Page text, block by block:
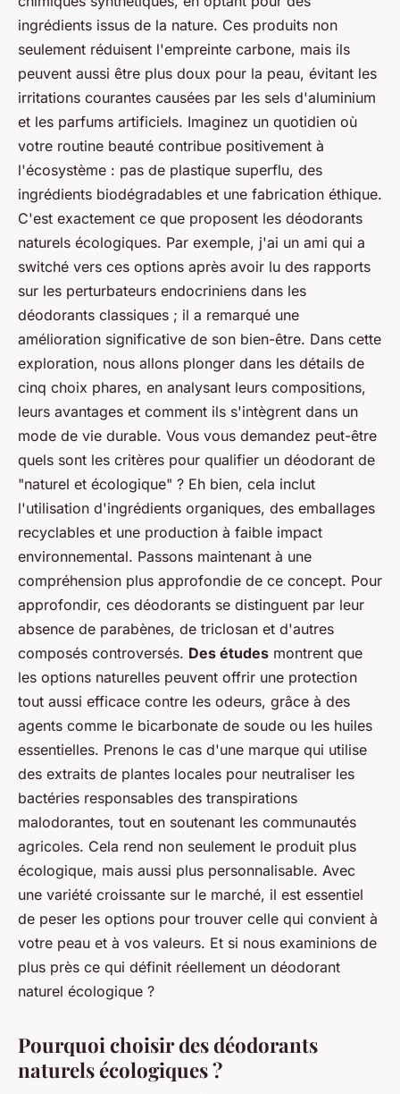
ingrédients issus de la nature. Ces produits non
seulement réduisent l'empreinte carbone, mais ils
peuvent aussi être plus doux pour la peau, évitant les
irritations courantes causées par les sels d'aluminium
et les parfums artificiels. Imaginez un quotidien où
votre routine beauté contribue positivement à
l'écosystème : pas de plastique superflu, des
ingrédients biodégradables et une fabrication éthique.
C'est exactement ce que proposent les déodorants
naturels écologiques. Par exemple, j'ai un ami qui a
switché vers ces options après avoir lu des rapports
sur les perturbateurs endocriniens dans les
déodorants classiques ; il a remarqué une
amélioration significative de son bien-être. Dans cette
exploration, nous allons plonger dans les détails de
cinq choix phares, en analysant leurs compositions,
leurs avantages et comment ils s'intègrent dans un
mode de vie durable. Vous vous demandez peut-être
quels sont les critères pour qualifier un déodorant de
"naturel et écologique" ? Eh bien, cela inclut
l'utilisation d'ingrédients organiques, des emballages
recyclables et une production à faible impact
environnemental. Passons maintenant à une
compréhension plus approfondie de ce concept. Pour
approfondir, ces déodorants se distinguent par leur
absence de parabènes, de triclosan et d'autres
composés controversés. Des études montrent que
les options naturelles peuvent offrir une protection
tout aussi efficace contre les odeurs, grâce à des
agents comme le bicarbonate de soude ou les huiles
essentielles. Prenons le cas d'une marque qui utilise
des extraits de plantes locales pour neutraliser les
bactéries responsables des transpirations
malodorantes, tout en soutenant les communautés
agricoles. Cela rend non seulement le produit plus
écologique, mais aussi plus personnalisable. Avec
une variété croissante sur le marché, il est essentiel
de peser les options pour trouver celle qui convient à
votre peau et à vos valeurs. Et si nous examinions de
plus près ce qui définit réellement un déodorant
naturel écologique ?
Pourquoi choisir des déodorants
naturels écologiques ?